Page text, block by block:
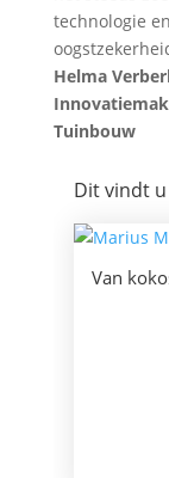
technologie
Helma
Tuinbouw
Dit vindt
Van